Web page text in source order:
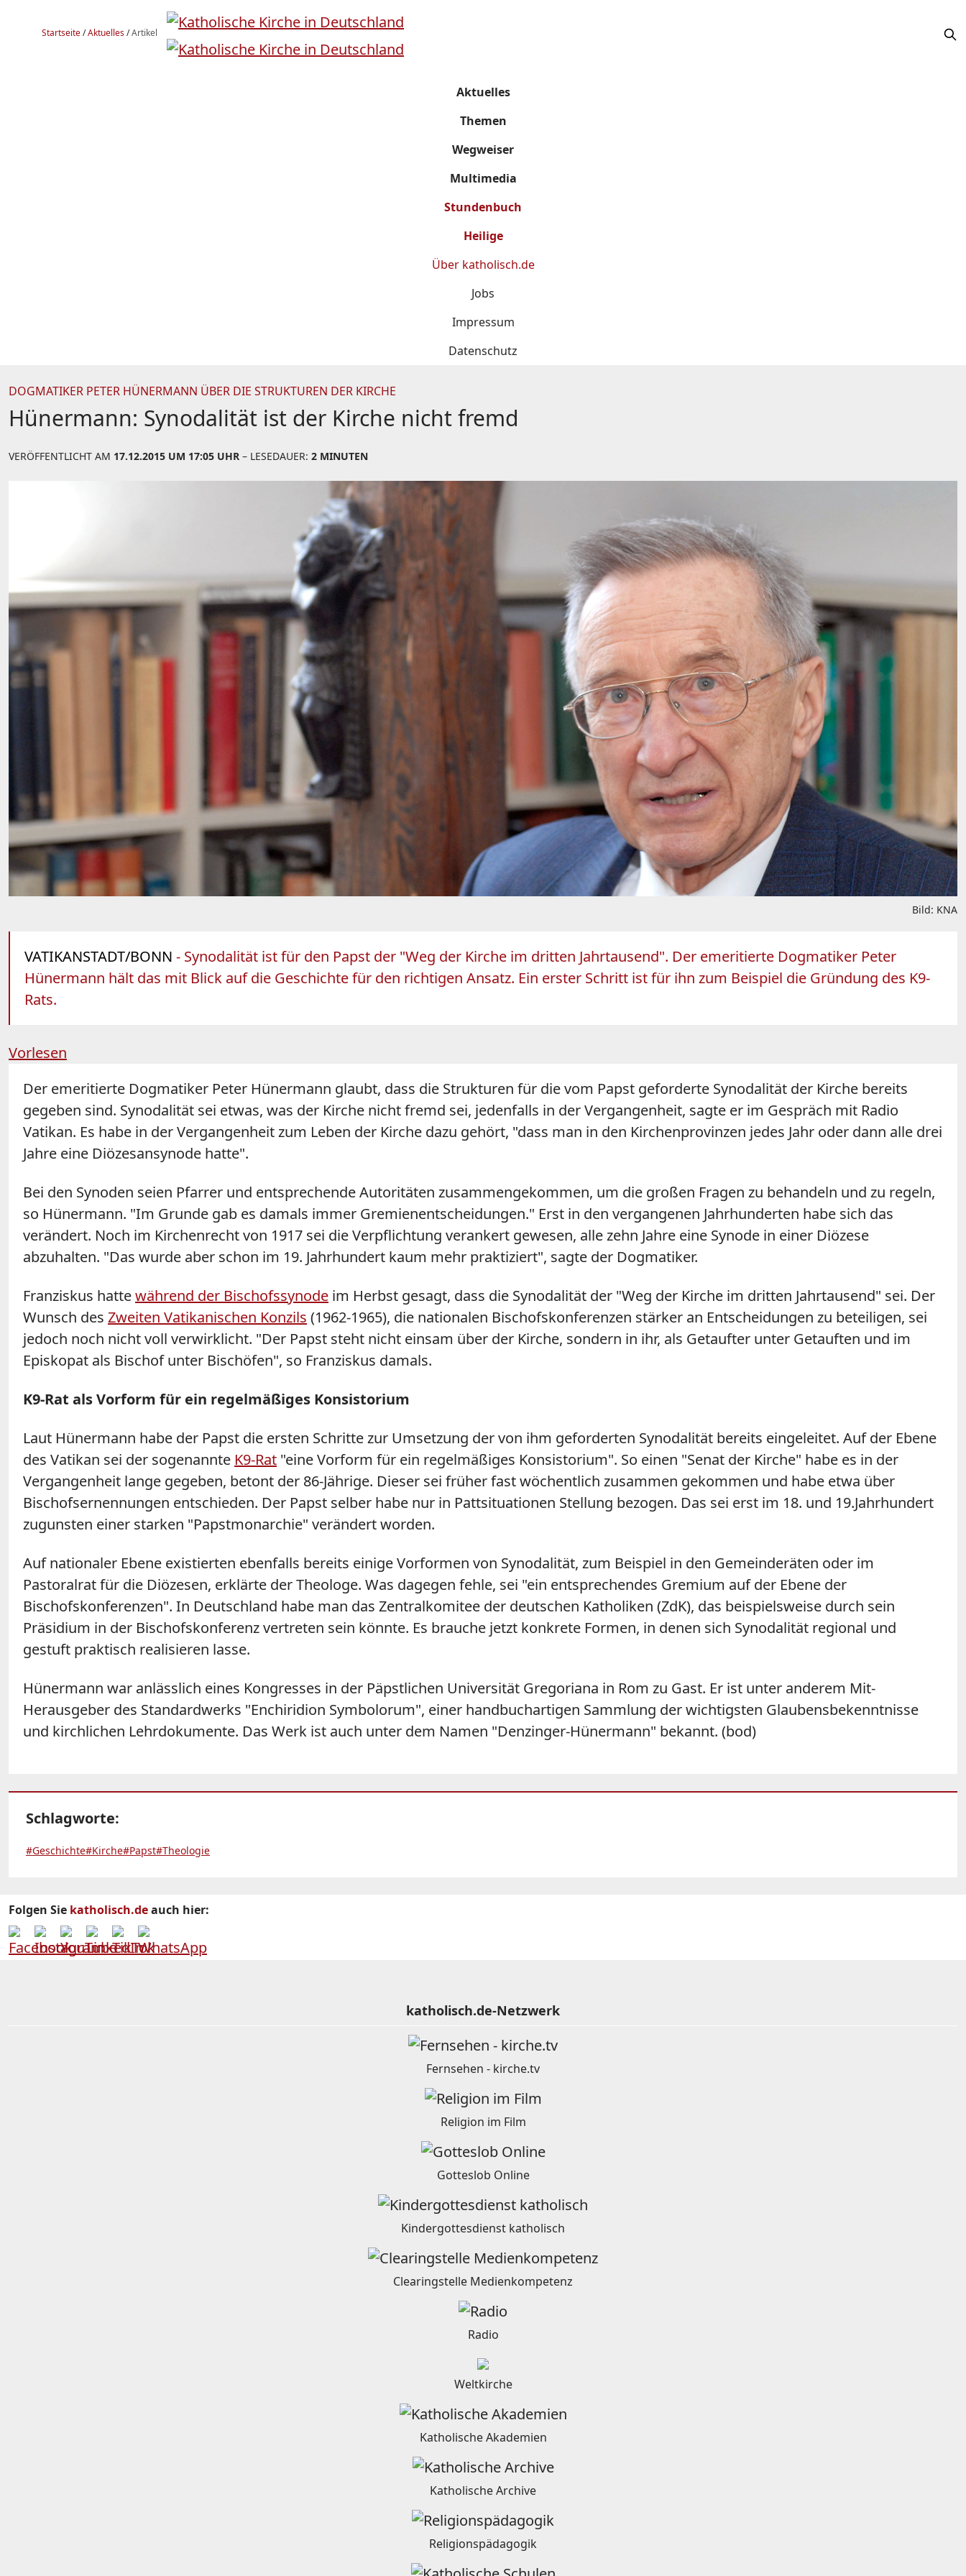
Startseite/Aktuelles/Artikel
Aktuelles
Themen
Wegweiser
Multimedia
Stundenbuch
Heilige
Über katholisch.de
Jobs
Impressum
Datenschutz
DOGMATIKER PETER HÜNERMANN ÜBER DIE STRUKTUREN DER KIRCHE
Hünermann: Synodalität ist der Kirche nicht fremd
VERÖFFENTLICHT AM 17.12.2015 UM 17:05 UHR – LESEDAUER: 2 MINUTEN
Bild: KNA
VATIKANSTADT/BONN - Synodalität ist für den Papst der "Weg der Kirche im dritten Jahrtausend". Der emeritierte Dogmatiker Peter
Hünermann hält das mit Blick auf die Geschichte für den richtigen Ansatz. Ein erster Schritt ist für ihn zum Beispiel die Gründung des K9-
Rats.
Vorlesen
Der emeritierte Dogmatiker Peter Hünermann glaubt, dass die Strukturen für die vom Papst geforderte Synodalität der Kirche bereits
gegeben sind. Synodalität sei etwas, was der Kirche nicht fremd sei, jedenfalls in der Vergangenheit, sagte er im Gespräch mit Radio
Vatikan. Es habe in der Vergangenheit zum Leben der Kirche dazu gehört, "dass man in den Kirchenprovinzen jedes Jahr oder dann alle drei
Jahre eine Diözesansynode hatte".
Bei den Synoden seien Pfarrer und entsprechende Autoritäten zusammengekommen, um die großen Fragen zu behandeln und zu regeln,
so Hünermann. "Im Grunde gab es damals immer Gremienentscheidungen." Erst in den vergangenen Jahrhunderten habe sich das
verändert. Noch im Kirchenrecht von 1917 sei die Verpflichtung verankert gewesen, alle zehn Jahre eine Synode in einer Diözese
abzuhalten. "Das wurde aber schon im 19. Jahrhundert kaum mehr praktiziert", sagte der Dogmatiker.
Franziskus hattewährend der Bischofssynode im Herbst gesagt, dass die Synodalität der "Weg der Kirche im dritten Jahrtausend" sei. Der
Wunsch des Zweiten Vatikanischen Konzils (1962-1965), die nationalen Bischofskonferenzen stärker an Entscheidungen zu beteiligen, sei
jedoch noch nicht voll verwirklicht. "Der Papst steht nicht einsam über der Kirche, sondern in ihr, als Getaufter unter Getauften und im
Episkopat als Bischof unter Bischöfen", so Franziskus damals.
K9-Rat als Vorform für ein regelmäßiges Konsistorium
Laut Hünermann habe der Papst die ersten Schritte zur Umsetzung der von ihm geforderten Synodalität bereits eingeleitet. Auf der Ebene
des Vatikan sei der sogenannte K9-Rat "eine Vorform für ein regelmäßiges Konsistorium". So einen "Senat der Kirche" habe es in der
Vergangenheit lange gegeben, betont der 86-Jährige. Dieser sei früher fast wöchentlich zusammen gekommen und habe etwa über
Bischofsernennungen entschieden. Der Papst selber habe nur in Pattsituationen Stellung bezogen. Das sei erst im 18. und 19.Jahrhundert
zugunsten einer starken "Papstmonarchie" verändert worden.
Auf nationaler Ebene existierten ebenfalls bereits einige Vorformen von Synodalität, zum Beispiel in den Gemeinderäten oder im
Pastoralrat für die Diözesen, erklärte der Theologe. Was dagegen fehle, sei "ein entsprechendes Gremium auf der Ebene der
Bischofskonferenzen". In Deutschland habe man das Zentralkomitee der deutschen Katholiken (ZdK), das beispielsweise durch sein
Präsidium in der Bischofskonferenz vertreten sein könnte. Es brauche jetzt konkrete Formen, in denen sich Synodalität regional und
gestuft praktisch realisieren lasse.
Hünermann war anlässlich eines Kongresses in der Päpstlichen Universität Gregoriana in Rom zu Gast. Er ist unter anderem Mit-
Herausgeber des Standardwerks "Enchiridion Symbolorum", einer handbuchartigen Sammlung der wichtigsten Glaubensbekenntnisse
und kirchlichen Lehrdokumente. Das Werk ist auch unter dem Namen "Denzinger-Hünermann" bekannt. (bod)
Schlagworte:
#Geschichte#Kirche#Papst#Theologie
Folgen Sie katholisch.deauch hier:
katholisch.de-Netzwerk
Fernsehen - kirche.tv
Religion im Film
Gotteslob Online
Kindergottesdienst katholisch
Clearingstelle Medienkompetenz
Radio
Weltkirche
Katholische Akademien
Katholische Archive
Religionspädagogik